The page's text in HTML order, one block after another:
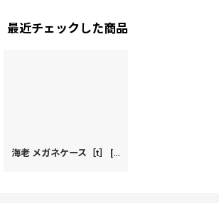
最近チェックした商品
海老 メガネケース［t］ [43083